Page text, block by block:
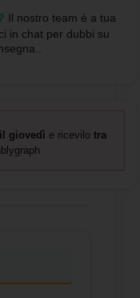
Il nostro team è a tua
in chat per dubbi su
giovedì e ricevilo tra